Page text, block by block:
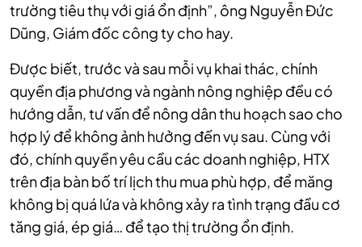
trường tiêu thụ với giá ổn định”, ông Nguyễn Đức
Dũng, Giám đốc công ty cho hay.
Được biết, trước và sau mỗi vụ khai thác, chính
quyền địa phương và ngành nông nghiệp đều có
hướng dẫn, tư vấn để nông dân thu hoạch sao cho
hợp lý để không ảnh hưởng đến vụ sau. Cùng với
đó, chính quyền yêu cầu các doanh nghiệp, HTX
trên địa bàn bố trí lịch thu mua phù hợp, để măng
không bị quá lứa và không xảy ra tình trạng đầu cơ
tăng giá, ép giá… để tạo thị trường ổn định.